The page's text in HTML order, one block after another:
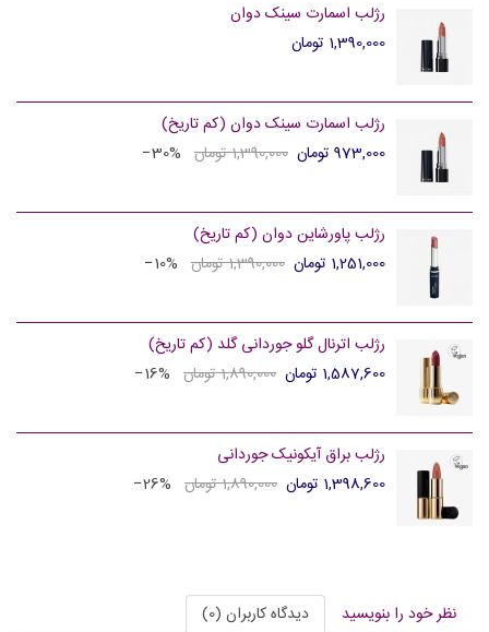
رژلب اسمارت سینک دوان
1,390,000 تومان
رژلب اسمارت سینک دوان (کم تاریخ)
973,000 تومان
1,390,000 تومان ‎−30%
رژلب پاورشاین دوان (کم تاریخ)
1,251,000 تومان
1,390,000 تومان ‎−10%
رژلب اترنال گلو جوردانی گلد (کم تاریخ)
1,587,600 تومان
1,890,000 تومان ‎−16%
رژلب براق آیکونیک جوردانی
1,398,600 تومان
1,890,000 تومان ‎−26%
نظر خود را بنویسید
دیدگاه کاربران (0)